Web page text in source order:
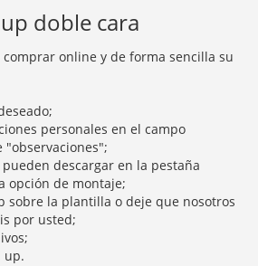
doble cara
comprar online y de forma sencilla su
personales en el campo
descargar en la pestaña
opción de montaje;
sobre la plantilla o deje que nosotros
por usted;
up.